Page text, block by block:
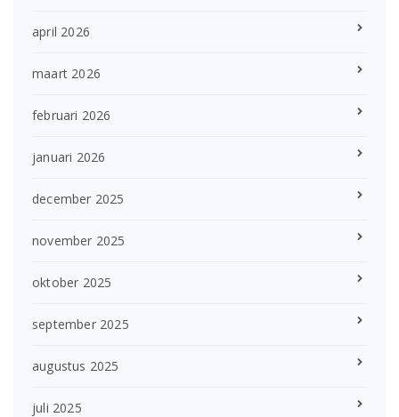
april 2026
maart 2026
februari 2026
januari 2026
december 2025
november 2025
oktober 2025
september 2025
augustus 2025
juli 2025